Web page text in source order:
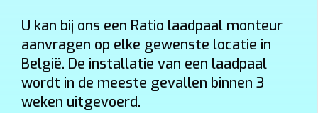
U kan bij ons een Ratio laadpaal monteur
aanvragen op elke gewenste locatie in
België. De installatie van een laadpaal
wordt in de meeste gevallen binnen 3
weken uitgevoerd.